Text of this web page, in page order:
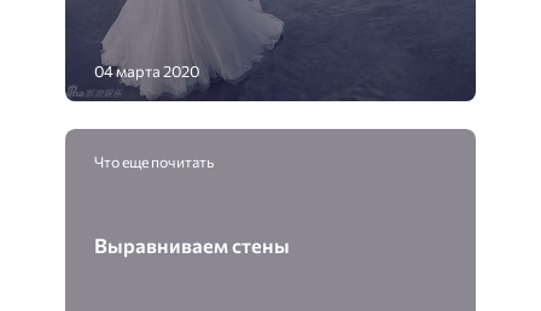
04 марта 2020
Что еще почитать
Выравниваем стены